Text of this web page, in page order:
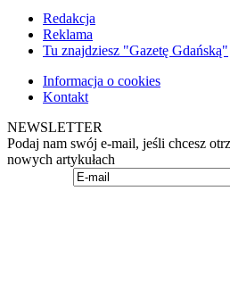
Redakcja
Reklama
Tu znajdziesz "Gazetę Gdańską"
Informacja o cookies
Kontakt
NEWSLETTER
Podaj nam swój e-mail, jeśli chcesz
nowych artykułach